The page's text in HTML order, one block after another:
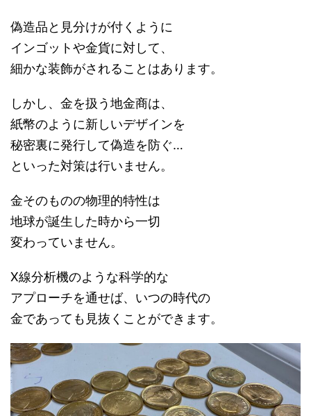
偽造品と見分けが付くように
インゴットや金貨に対して、
細かな装飾がされることはあります。
しかし、金を扱う地金商は、
紙幣のように新しいデザインを
秘密裏に発行して偽造を防ぐ…
といった対策は行いません。
金そのものの物理的特性は
地球が誕生した時から一切
変わっていません。
X線分析機のような科学的な
アプローチを通せば、いつの時代の
金であっても見抜くことができます。